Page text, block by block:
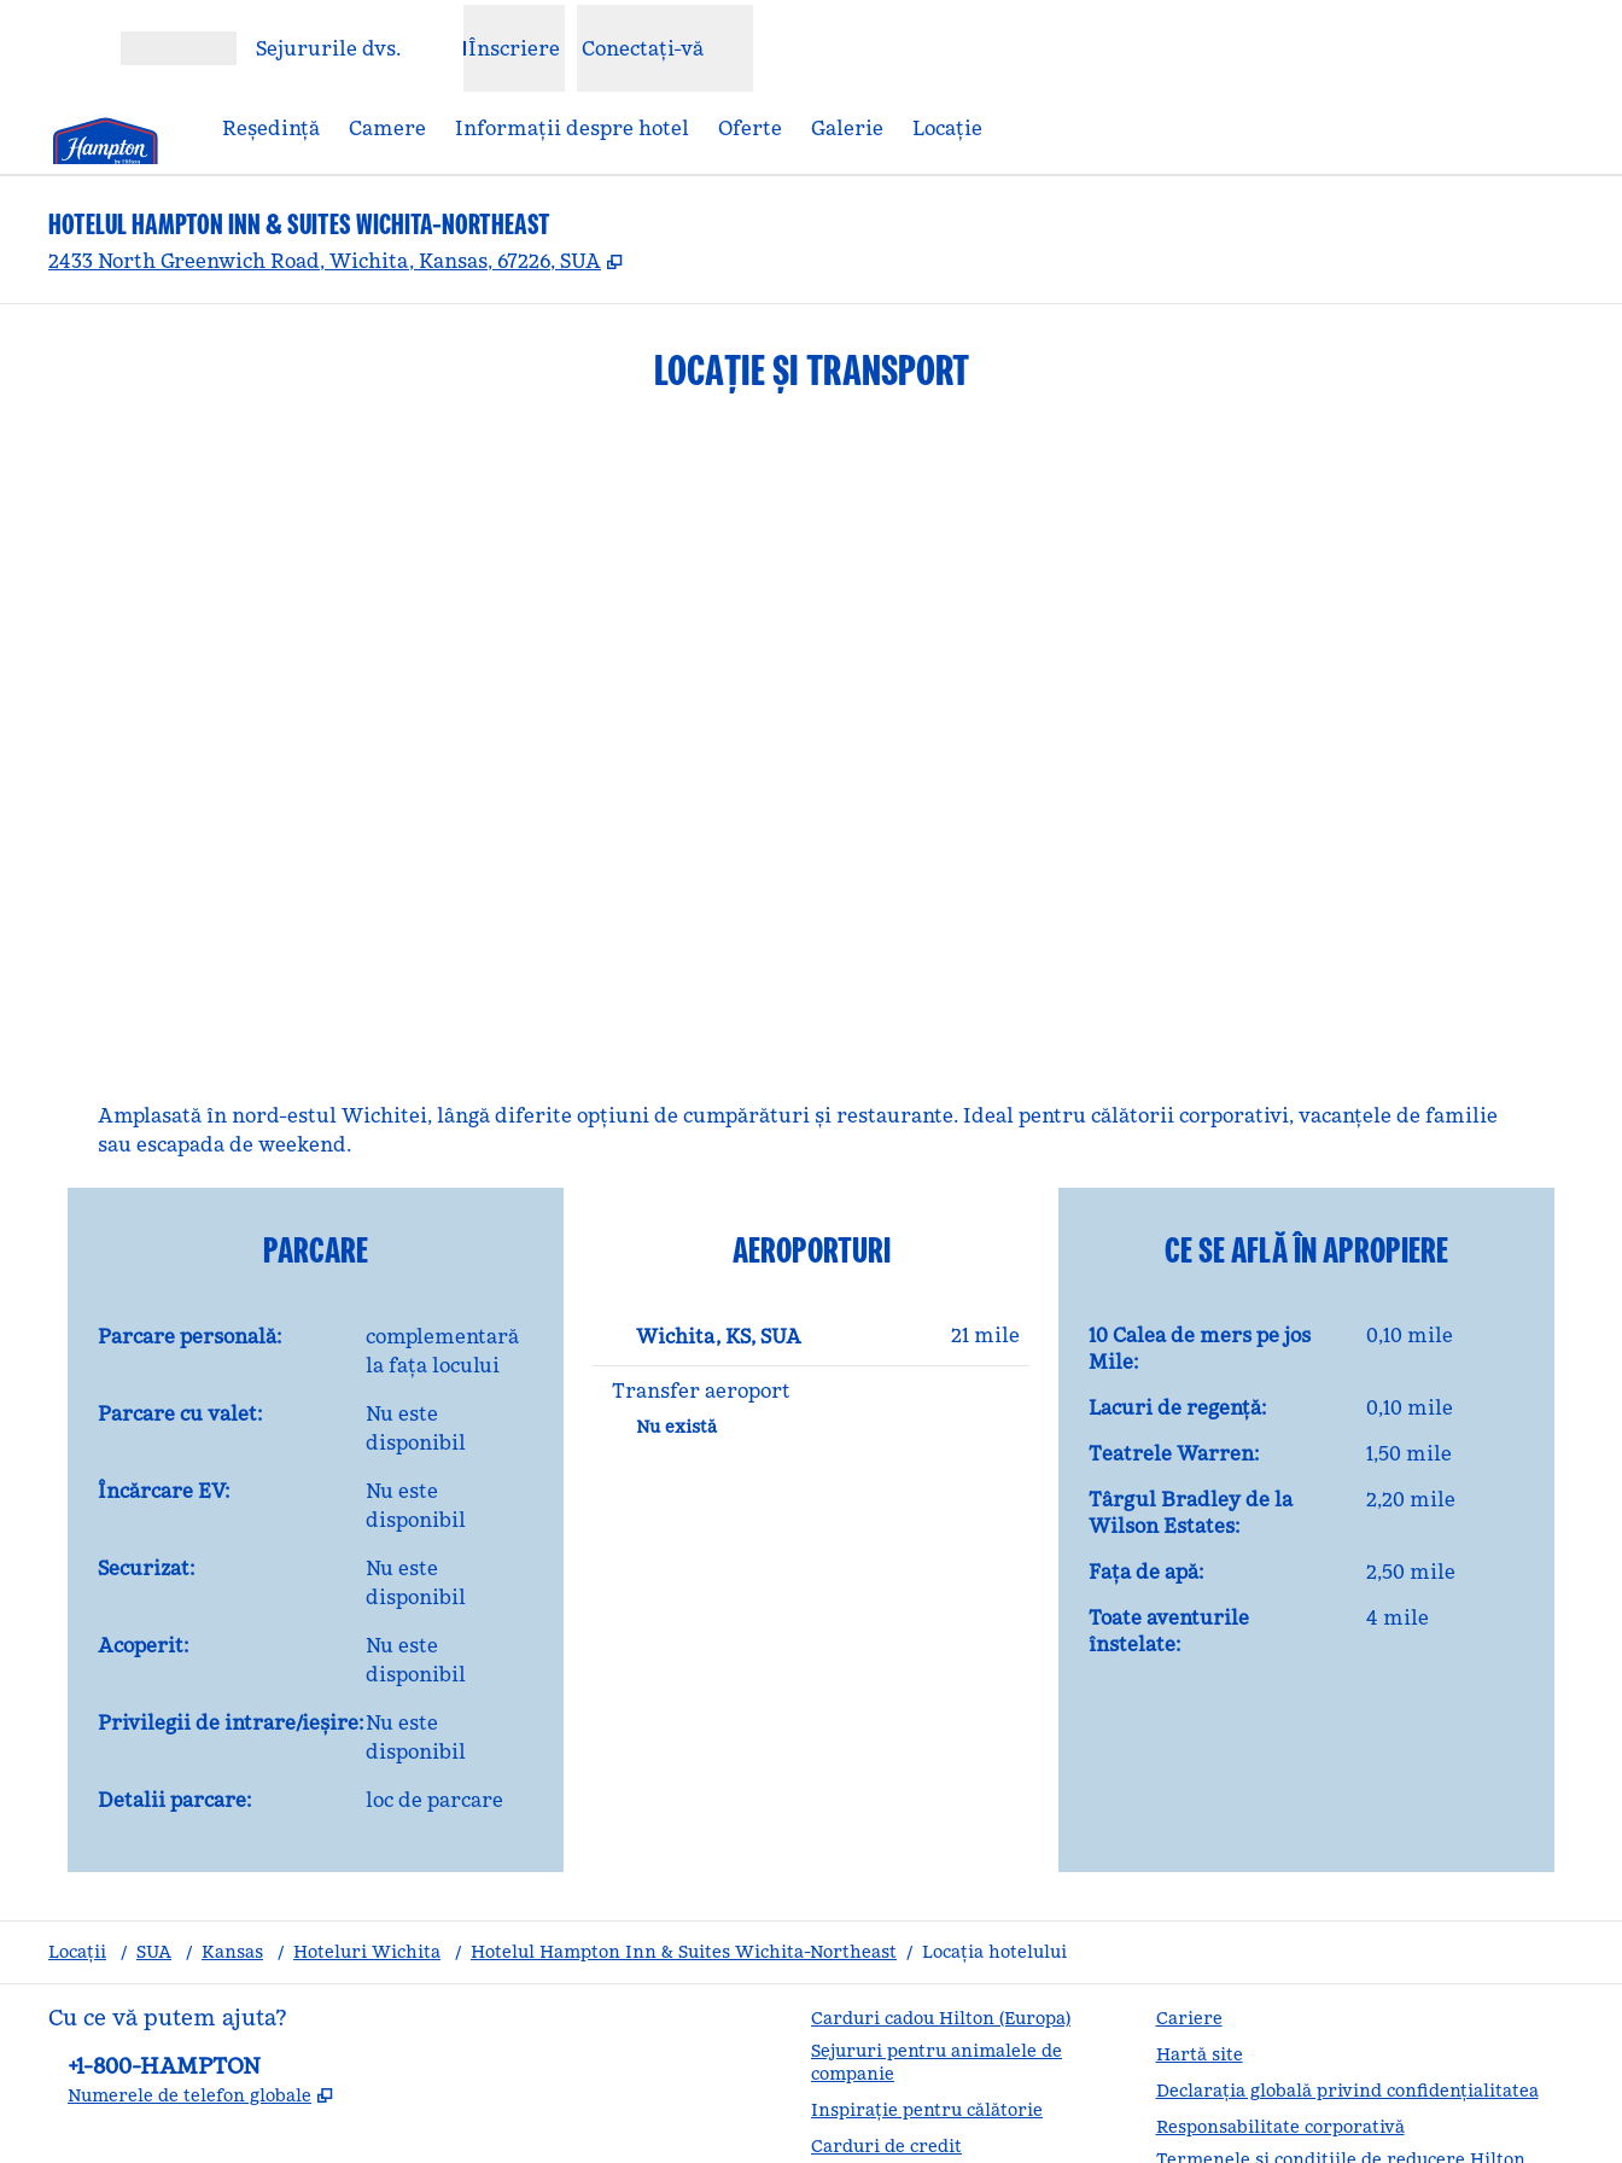
Deschideți meniulSejururile dvs. Înscriere Conectați-vă
Reşedinţă Camere Informații despre hotel Oferte Galerie Locaţie
HOTELUL HAMPTON INN & SUITES WICHITA-NORTHEAST
2433 North Greenwich Road, Wichita, Kansas, 67226, SUA ,
LOCAȚIE ȘI TRANSPORT
Amplasată în nord-estul Wichitei, lângă diferite opțiuni de cumpărături și restaurante. Ideal pentru călătorii corporativi, vacanțele de familie
sau escapada de weekend.
PARCARE
Parcare personală:
complementară
la fața locului
Parcare cu valet:
Nu este
disponibil
Încărcare EV:
Nu este
disponibil
Securizat:
Nu este
disponibil
Acoperit:
Nu este
disponibil
Privilegii de intrare/ieșire:Nu este
disponibil
Detalii parcare:
loc de parcare
AEROPORTURI
Wichita, KS, SUA 21 mile
Transfer aeroport
Nu există
CE SE AFLĂ ÎN APROPIERE
10 Calea de mers pe jos
Mile:
0,10 mile
Lacuri de regență:
0,10 mile
Teatrele Warren:
1,50 mile
Târgul Bradley de la
Wilson Estates:
2,20 mile
Fața de apă:
2,50 mile
Toate aventurile
înstelate:
4 mile
Locații / SUA / Kansas / Hoteluri Wichita / Hotelul Hampton Inn & Suites Wichita-Northeast / Locația hotelului
Cu ce vă putem ajuta?
Telefon:
+1-800-HAMPTON
Numerele de telefon globale ,
Carduri cadou Hilton (Europa)
Sejururi pentru animalele de
companie
Inspirație pentru călătorie
Carduri de credit
Cariere
Hartă site
Declarația globală privind confidenţialitatea
Responsabilitate corporativă